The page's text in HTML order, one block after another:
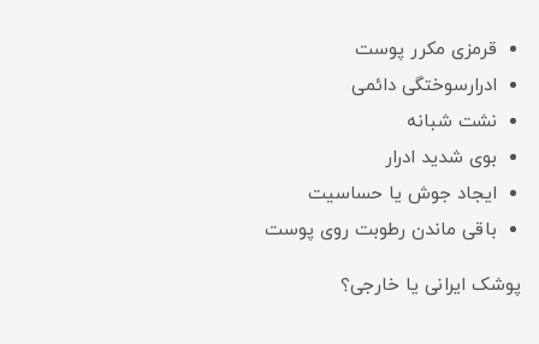
قرمزی مکرر پوست
ادرارسوختگی دائمی
نشت شبانه
بوی شدید ادرار
ایجاد جوش یا حساسیت
باقی ماندن رطوبت روی پوست
پوشک ایرانی یا خارجی؟